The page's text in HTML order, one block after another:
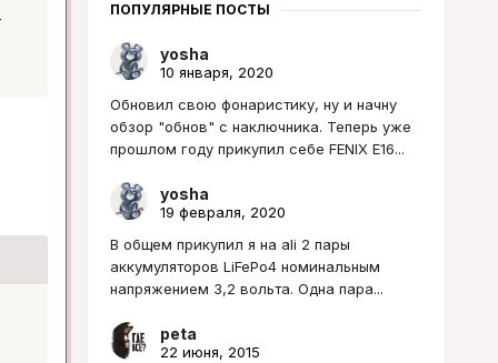
ПОПУЛЯРНЫЕ ПОСТЫ
yosha
10 января, 2020
Обновил свою фонаристику, ну и начну
обзор "обнов" с наключника. Теперь уже
прошлом году прикупил себе FENIX E16...
yosha
19 февраля, 2020
В общем прикупил я на ali 2 пары
аккумуляторов LiFePo4 номинальным
напряжением 3,2 вольта. Одна пара...
peta
22 июня, 2015